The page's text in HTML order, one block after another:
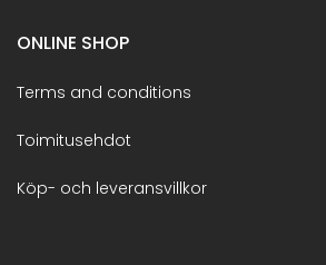
ONLINE SHOP
Terms and conditions
Toimitusehdot
Köp- och leveransvillkor